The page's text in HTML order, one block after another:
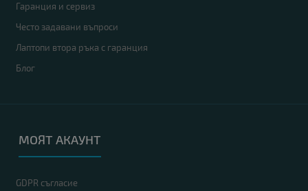
Гаранция и сервиз
Често задавани въпроси
Лаптопи втора ръка с гаранция
Блог
МОЯТ АКАУНТ
GDPR съгласие